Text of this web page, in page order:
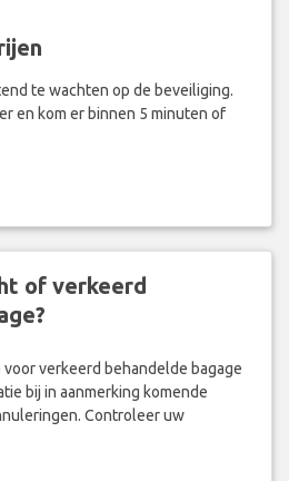
te wachten op de beveiliging.
en kom er binnen 5 minuten of
of verkeerd
verkeerd behandelde bagage
bij in aanmerking komende
Controleer uw